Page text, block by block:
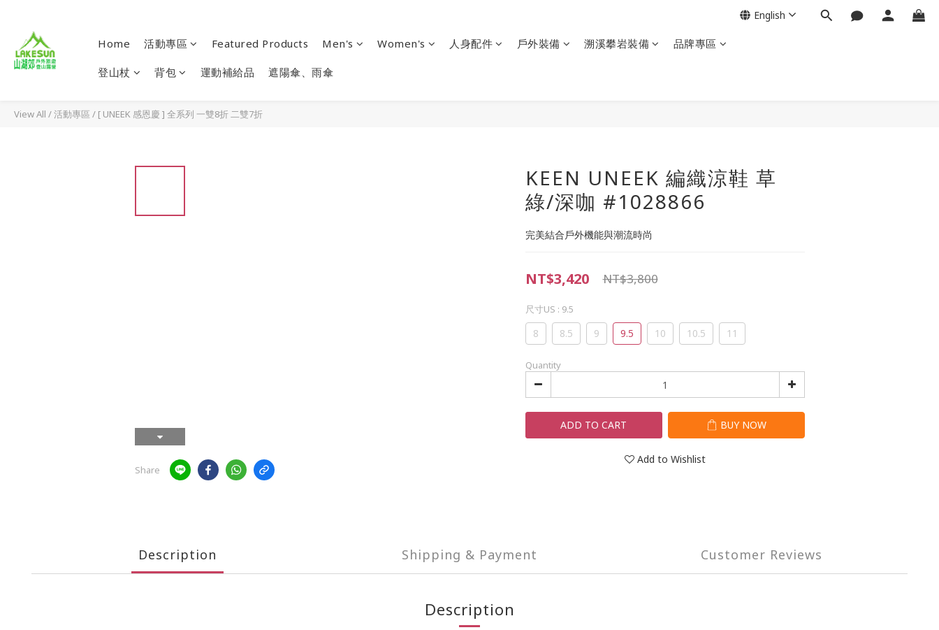
Home 活動專區 Featured Products Men's Women's 人身配件 戶外裝備 溯溪攀岩裝備 品牌專區
登山杖 背包 運動補給品 遮陽傘、雨傘
English
View All /活動專區 / [ UNEEK 感恩慶 ] 全系列 一雙8折 二雙7折
Share
KEEN UNEEK 編織涼鞋 草
綠/深咖 #1028866
完美結合戶外機能與潮流時尚
NT$3,420 NT$3,800
尺寸US : 9.5
8 8.5 9 9.5 10 10.5 11
Quantity
ADD TO CART BUY NOW
Add to Wishlist
Description Shipping & Payment Customer Reviews
Description